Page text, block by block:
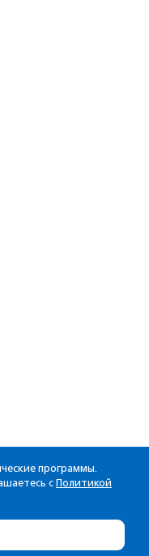
программы.
с Политикой